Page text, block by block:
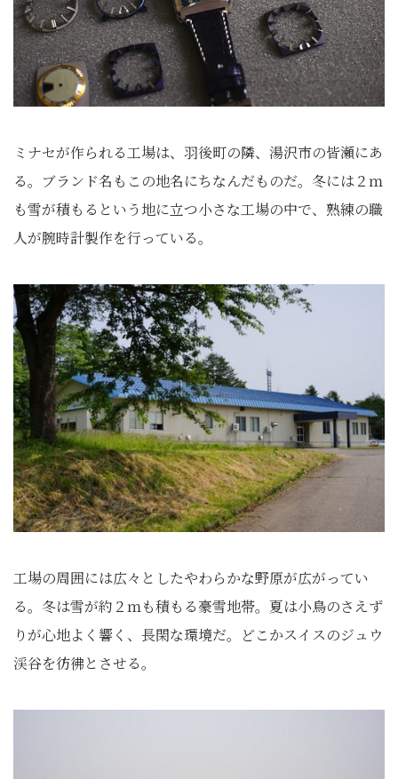
ミナセが作られる工場は、羽後町の隣、湯沢市の皆瀬にあ
る。ブランド名もこの地名にちなんだものだ。冬には２ｍ
も雪が積もるという地に立つ小さな工場の中で、熟練の職
人が腕時計製作を行っている。
工場の周囲には広々としたやわらかな野原が広がってい
る。冬は雪が約２ｍも積もる豪雪地帯。夏は小鳥のさえず
りが心地よく響く、長閑な環境だ。どこかスイスのジュウ
渓谷を彷彿とさせる。